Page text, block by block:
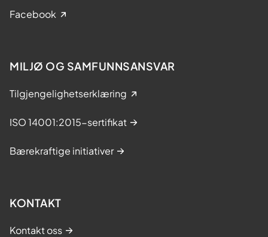
Facebook
MILJØ OG SAMFUNNSANSVAR
Tilgjengelighetserklæring
ISO 14001:2015-sertifikat
Bærekraftige initiativer
KONTAKT
Kontakt oss